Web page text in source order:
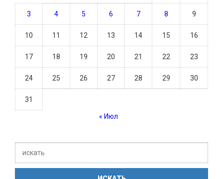
3 4 5 6 7 8 9
10 11 12 13 14 15 16
17 18 19 20 21 22 23
24 25 26 27 28 29 30
31
« Июл